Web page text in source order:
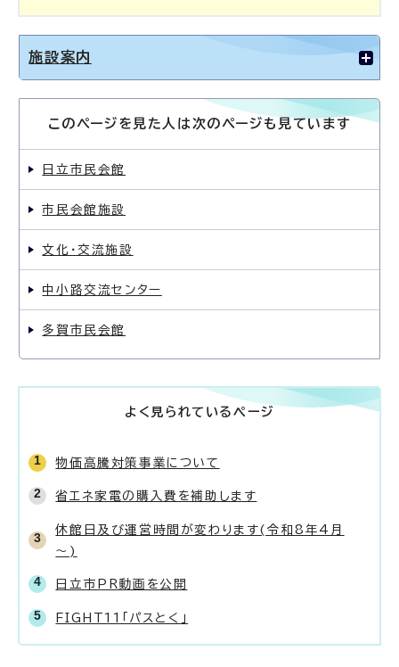
施設案内
このページを見た人は次のページも見ています
日立市民会館
市民会館施設
文化・交流施設
中小路交流センター
多賀市民会館
よく見られているページ
物価高騰対策事業について
省エネ家電の購入費を補助します
休館日及び運営時間が変わります(令和8年4月
～)
日立市PR動画を公開
FIGHT11「パスとく」